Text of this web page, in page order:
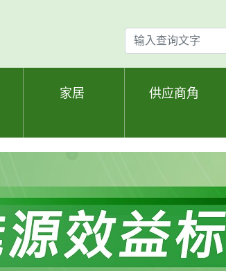
输
入
查
家居 供应商角